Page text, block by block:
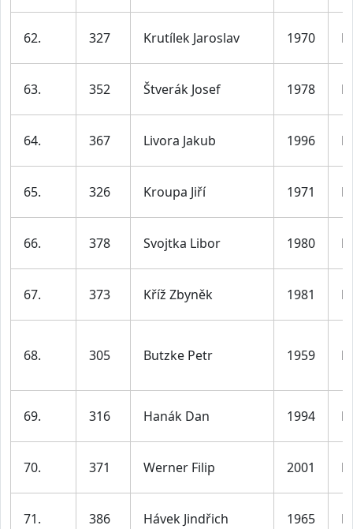
62. 327 Krutílek Jaroslav 1970 M
63. 352 Štverák Josef 1978 M
64. 367 Livora Jakub 1996 M
65. 326 Kroupa Jiří 1971 M
66. 378 Svojtka Libor 1980 M
67. 373 Kříž Zbyněk 1981 M
68. 305 Butzke Petr 1959 M
69. 316 Hanák Dan 1994 M
70. 371 Werner Filip 2001 M
71. 386 Hávek Jindřich 1965 M